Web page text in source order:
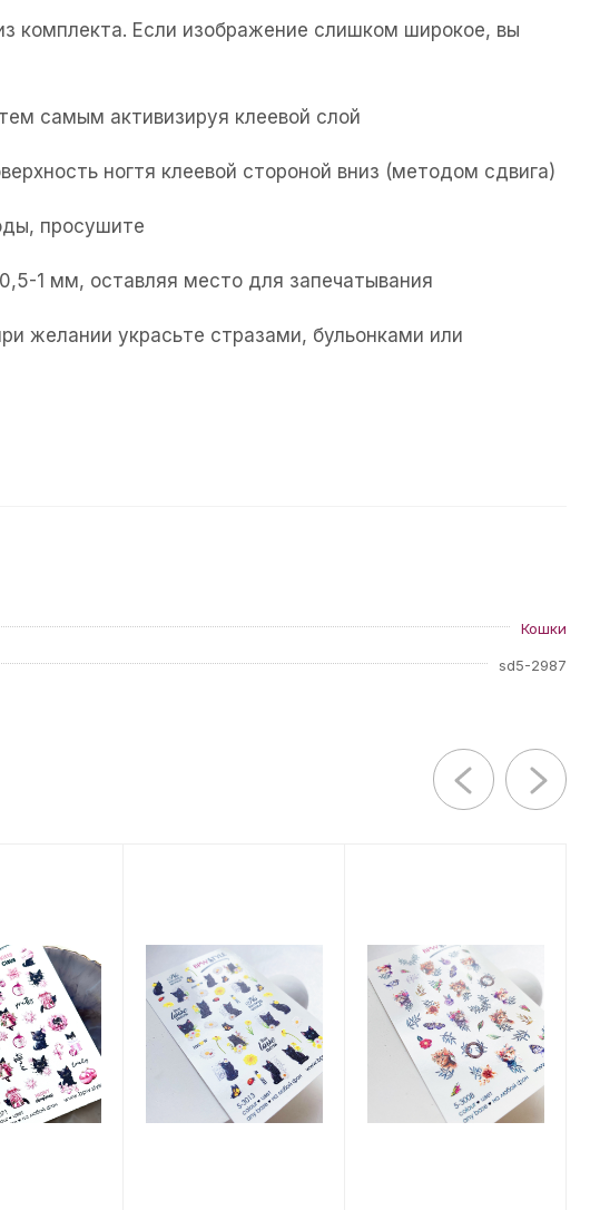
комплекта. Если изображение слишком широкое, вы
самым активизируя клеевой слой
ногтя клеевой стороной вниз (методом сдвига)
просушите
1 мм, оставляя место для запечатывания
желании украсьте стразами, бульонками или
Кошки
sd5-2987